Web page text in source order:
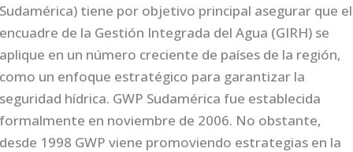
Sudamérica) tiene por objetivo principal asegurar que el
encuadre de la Gestión Integrada del Agua (GIRH) se
aplique en un número creciente de países de la región,
como un enfoque estratégico para garantizar la
seguridad hídrica. GWP Sudamérica fue establecida
formalmente en noviembre de 2006. No obstante,
desde 1998 GWP viene promoviendo estrategias en la